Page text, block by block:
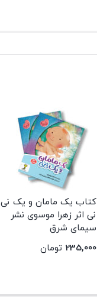
کتاب یک مامان و یک نی
نی اثر زهرا موسوی نشر
سیمای شرق
235,000 تومان